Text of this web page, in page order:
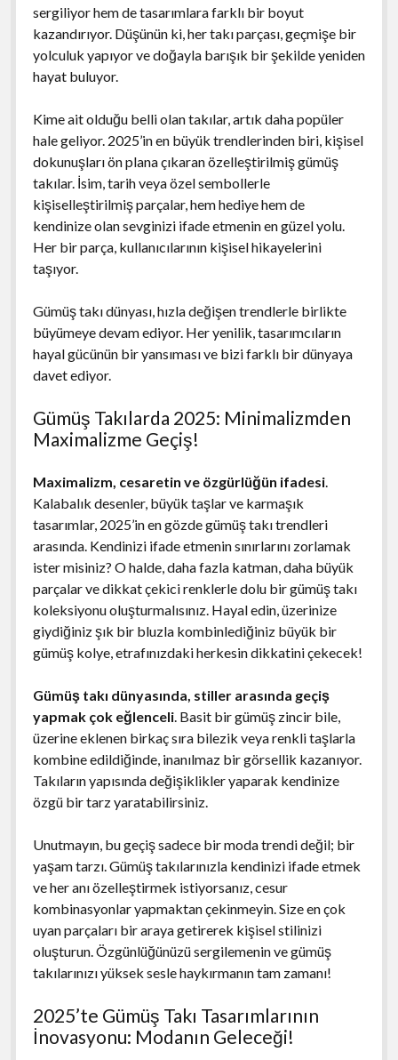
sergiliyor hem de tasarımlara farklı bir boyut
kazandırıyor. Düşünün ki, her takı parçası, geçmişe bir
yolculuk yapıyor ve doğayla barışık bir şekilde yeniden
hayat buluyor.
Kime ait olduğu belli olan takılar, artık daha popüler
hale geliyor. 2025’in en büyük trendlerinden biri, kişisel
dokunuşları ön plana çıkaran özelleştirilmiş gümüş
takılar. İsim, tarih veya özel sembollerle
kişiselleştirilmiş parçalar, hem hediye hem de
kendinize olan sevginizi ifade etmenin en güzel yolu.
Her bir parça, kullanıcılarının kişisel hikayelerini
taşıyor.
Gümüş takı dünyası, hızla değişen trendlerle birlikte
büyümeye devam ediyor. Her yenilik, tasarımcıların
hayal gücünün bir yansıması ve bizi farklı bir dünyaya
davet ediyor.
Gümüş Takılarda 2025: Minimalizmden
Maximalizme Geçiş!
Maximalizm, cesaretin ve özgürlüğün ifadesi.
Kalabalık desenler, büyük taşlar ve karmaşık
tasarımlar, 2025’in en gözde gümüş takı trendleri
arasında. Kendinizi ifade etmenin sınırlarını zorlamak
ister misiniz? O halde, daha fazla katman, daha büyük
parçalar ve dikkat çekici renklerle dolu bir gümüş takı
koleksiyonu oluşturmalısınız. Hayal edin, üzerinize
giydiğiniz şık bir bluzla kombinlediğiniz büyük bir
gümüş kolye, etrafınızdaki herkesin dikkatini çekecek!
Gümüş takı dünyasında, stiller arasında geçiş
yapmak çok eğlenceli. Basit bir gümüş zincir bile,
üzerine eklenen birkaç sıra bilezik veya renkli taşlarla
kombine edildiğinde, inanılmaz bir görsellik kazanıyor.
Takıların yapısında değişiklikler yaparak kendinize
özgü bir tarz yaratabilirsiniz.
Unutmayın, bu geçiş sadece bir moda trendi değil; bir
yaşam tarzı. Gümüş takılarınızla kendinizi ifade etmek
ve her anı özelleştirmek istiyorsanız, cesur
kombinasyonlar yapmaktan çekinmeyin. Size en çok
uyan parçaları bir araya getirerek kişisel stilinizi
oluşturun. Özgünlüğünüzü sergilemenin ve gümüş
takılarınızı yüksek sesle haykırmanın tam zamanı!
2025’te Gümüş Takı Tasarımlarının
İnovasyonu: Modanın Geleceği!